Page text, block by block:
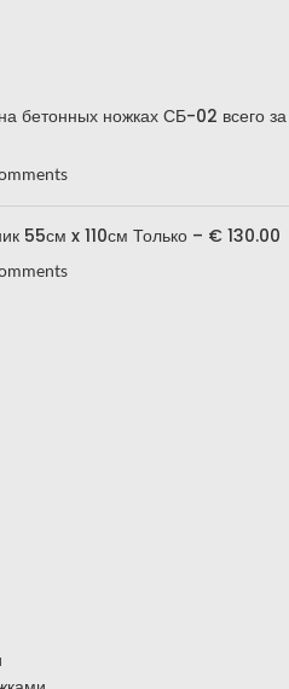
бетонных ножках СБ-02 всего за
55см x 110см Только – € 130.00